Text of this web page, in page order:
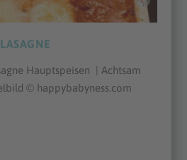
Hauptspeisen | Achtsam
© happybabyness.com